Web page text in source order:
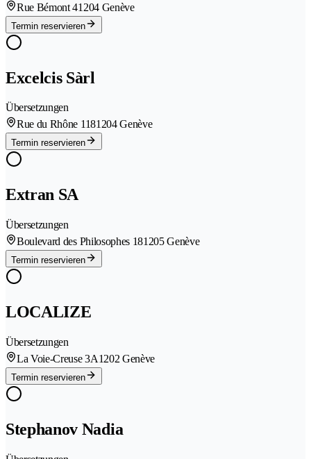
Rue Bémont 41204 Genève
Termin reservieren
Excelcis Sàrl
Übersetzungen
Rue du Rhône 1181204 Genève
Termin reservieren
Extran SA
Übersetzungen
Boulevard des Philosophes 181205 Genève
Termin reservieren
LOCALIZE
Übersetzungen
La Voie-Creuse 3A1202 Genève
Termin reservieren
Stephanov Nadia